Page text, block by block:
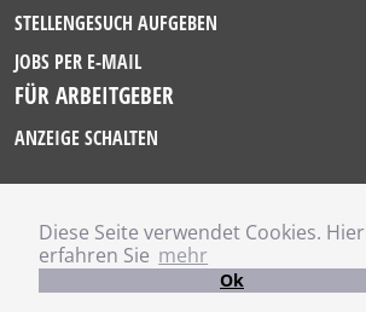
Diese Seite verwendet Cookies. Hier
erfahren Sie mehr
Ok
STELLENGESUCH AUFGEBEN
JOBS PER E-MAIL
FÜR ARBEITGEBER
ANZEIGE SCHALTEN
IMPRESSUM
DATENSCHUTZ